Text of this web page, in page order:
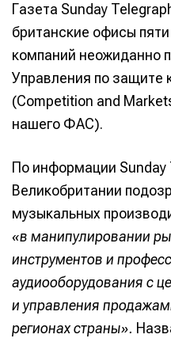
Газета Sunday
британские офисы
компаний неожиданно
Управления по защите
(Competition and
нашего ФАС).
По информации Sunday
Великобритании
музыкальных
«в манипулировании
инструментов и
аудиооборудования с
и управления
регионах страны».